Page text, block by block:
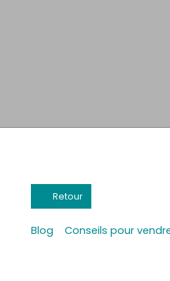
Retour
Blog Conseils pour